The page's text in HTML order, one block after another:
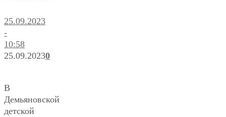
25.09.2023
-
10:58
25.09.20230
В
Демьяновской
детской